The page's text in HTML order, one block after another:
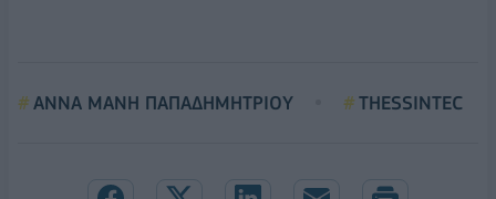
ΑΝΝΑ ΜΑΝΗ ΠΑΠΑΔΗΜΗΤΡΙΟΥ THESSINTEC